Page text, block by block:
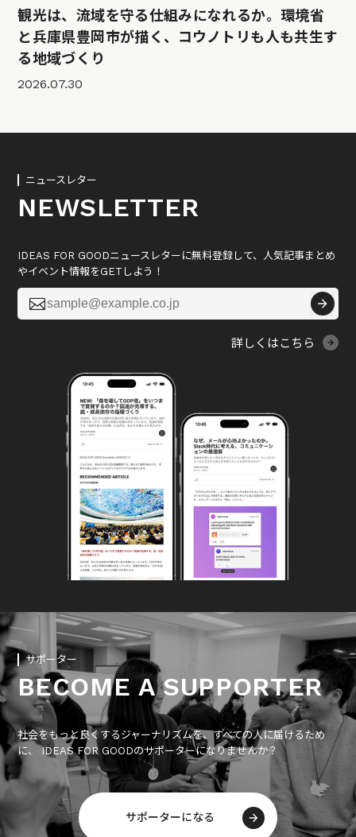
観光は、流域を守る仕組みになれるか。環境省
と兵庫県豊岡市が描く、コウノトリも人も共生す
る地域づくり
2026.07.30
ニュースレター
NEWSLETTER
IDEAS FOR GOODニュースレターに無料登録して、人気記事まとめ
やイベント情報をGETしよう！

詳しくはこちら
サポーター
BECOME A SUPPORTER
社会をもっと良くするジャーナリズムを、すべての人に届けるため
に、 IDEAS FOR GOODのサポーターになりませんか？
サポーターになる